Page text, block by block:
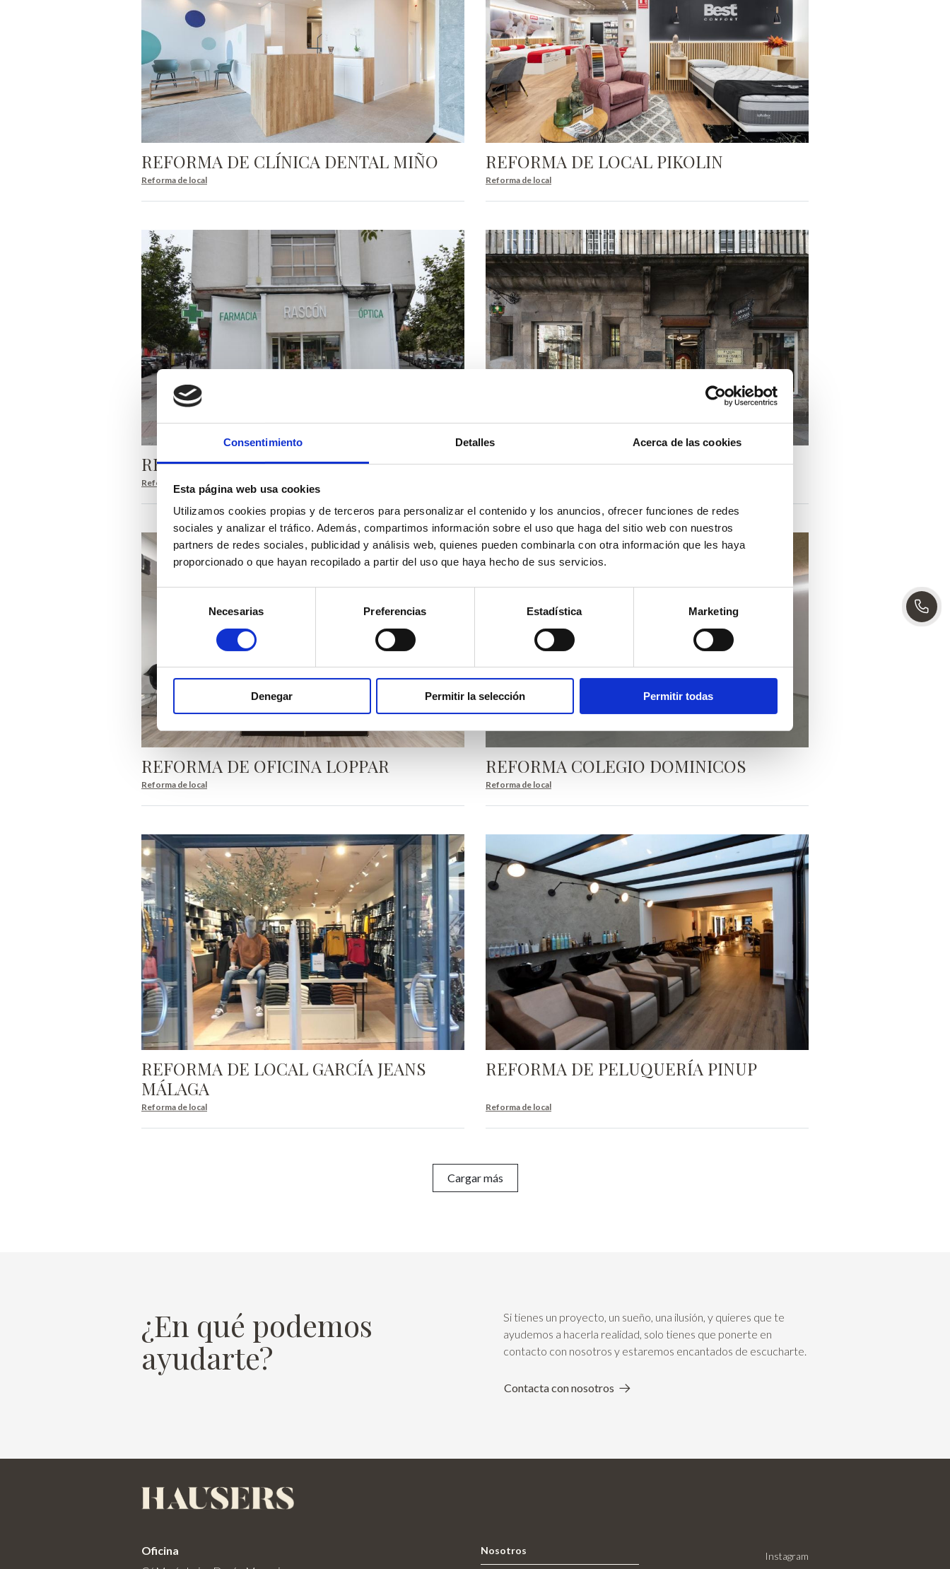
Consentimiento Detalles Acerca de las cookies
Esta página web usa cookies
Utilizamos cookies propias y de terceros para personalizar el contenido y los anuncios, ofrecer funciones de redes
sociales y analizar el tráfico. Además, compartimos información sobre el uso que haga del sitio web con nuestros
partners de redes sociales, publicidad y análisis web, quienes pueden combinarla con otra información que les haya
proporcionado o que hayan recopilado a partir del uso que haya hecho de sus servicios.
consentimiento
Necesarias Preferencias Estadística Marketing
Denegar Permitir la selección Permitir todas
REFORMA DE CLÍNICA DENTAL MIÑO
Reforma de local
REFORMA DE LOCAL PIKOLIN
Reforma de local
REFORMA DE FARMACIA RASCON
Reforma de local
REFORMA DE FARMACIA BESCANSA
REFORMA DE OFICINA LOPPAR
Reforma de local
REFORMA COLEGIO DOMINICOS
Reforma de local
REFORMA DE LOCAL GARCÍA JEANS
MÁLAGA
Reforma de local
REFORMA DE PELUQUERÍA PINUP
Reforma de local
Cargar más
¿En qué podemos
ayudarte?
Si tienes un proyecto, un sueño, una ilusión, y quieres que te
ayudemos a hacerla realidad, solo tienes que ponerte en
contacto con nosotros y estaremos encantados de escucharte.
Contacta con nosotros
Oficina
Nosotros Instagram